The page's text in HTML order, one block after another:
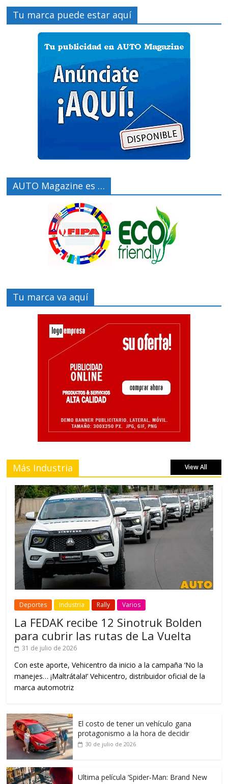
Tu marca puede estar aquí
AUTO Magazine es …
Tu marca va aquí
Más Industria View All
Deportes Industria Rally Varios
La FEDAK recibe 12 Sinotruk Bolden
para cubrir las rutas de La Vuelta
31 de julio de 2026
Con este aporte, Vehicentro da inicio a la campaña ‘No la
manejes… ¡Maltrátala!’ Vehicentro, distribuidor oficial de la
marca automotriz
El costo de tener un vehículo gana
protagonismo a la hora de decidir
30 de julio de 2026
Ultima película ‘Spider‑Man: Brand New